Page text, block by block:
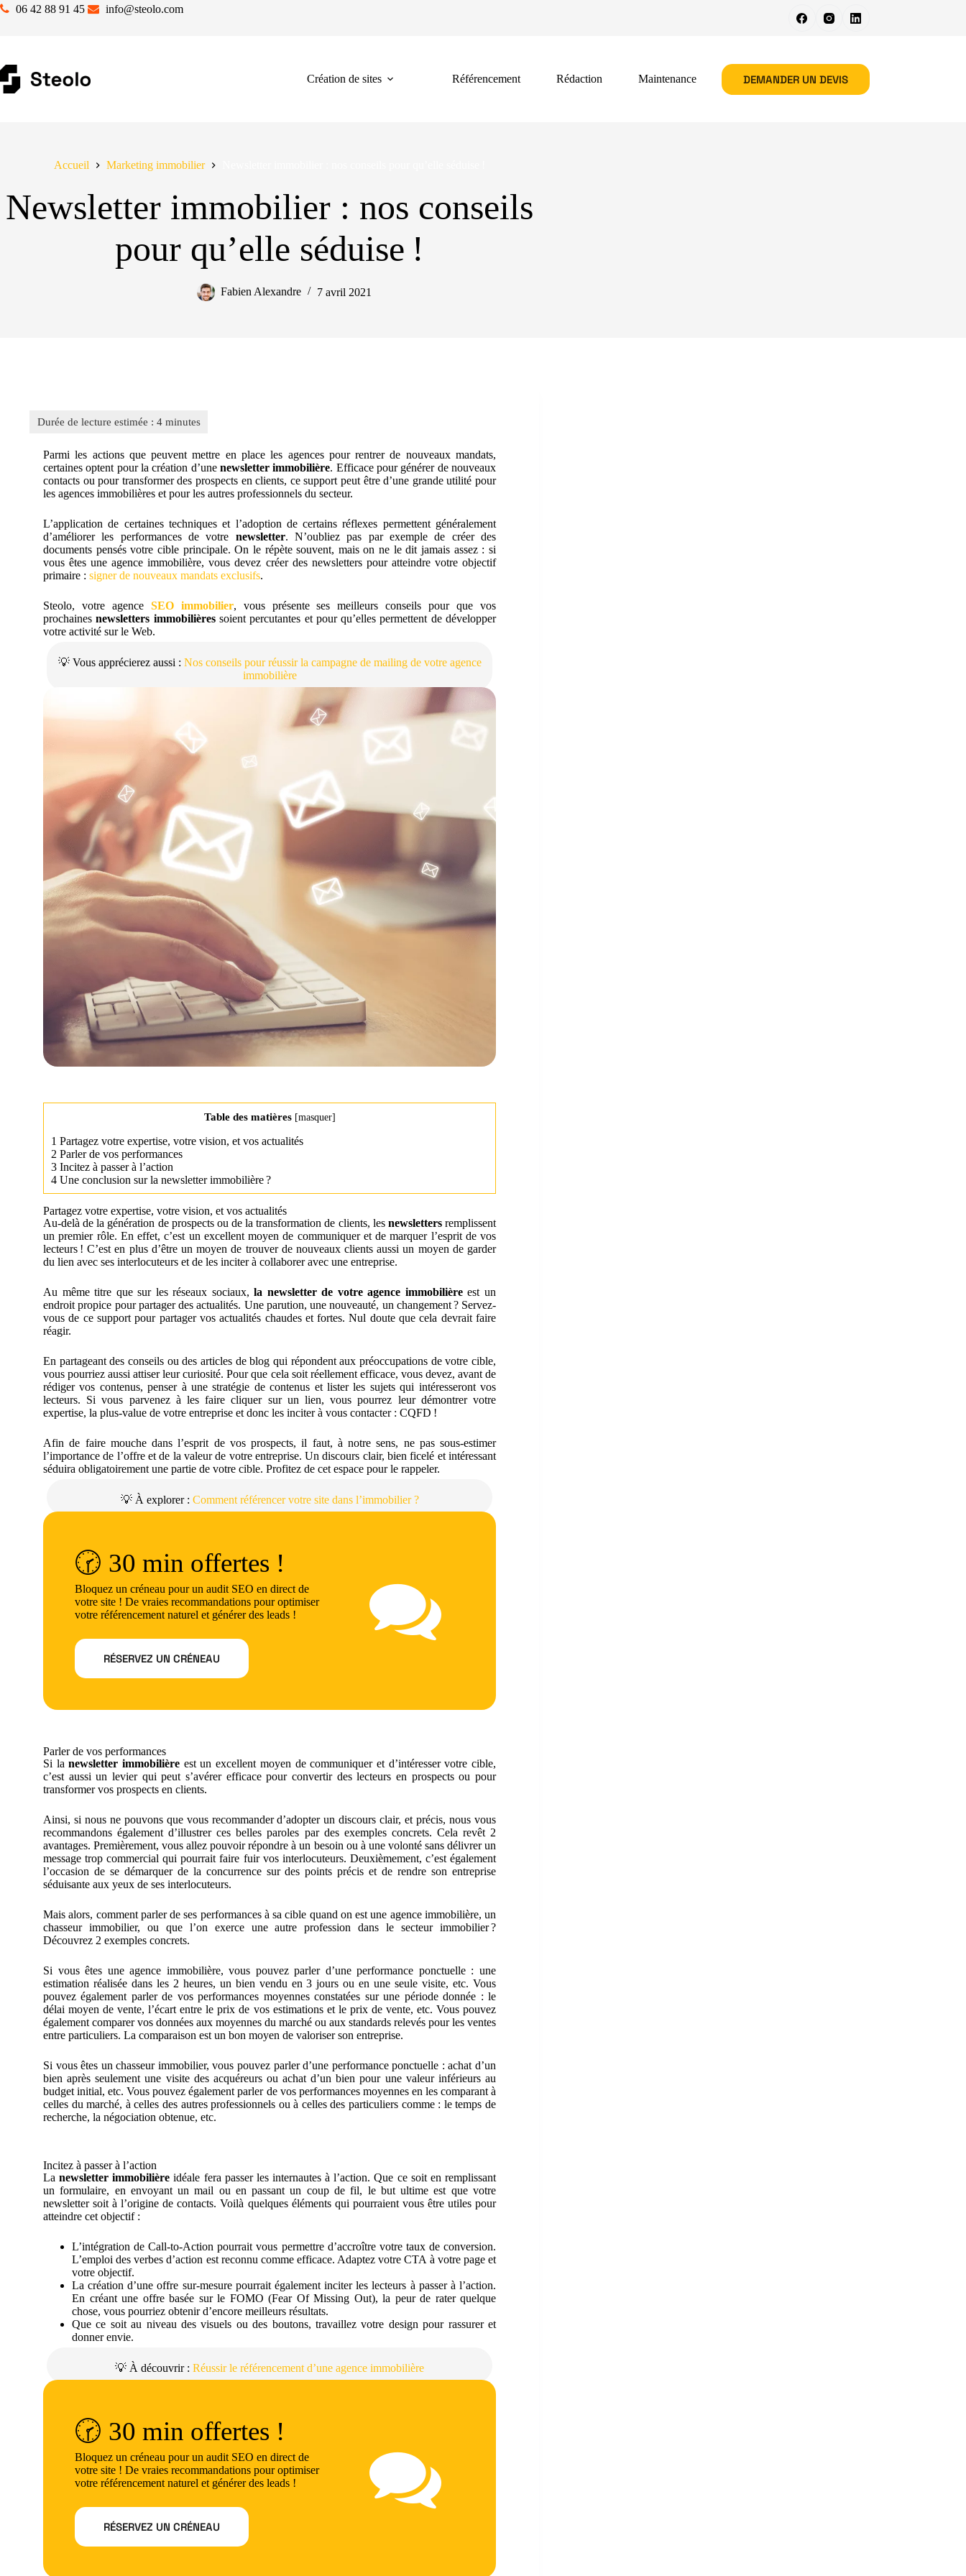
06 42 88 91 45 info@steolo.com
Création de sites Référencement Rédaction Maintenance DEMANDER UN DEVIS
Accueil Marketing immobilier
Newsletter immobilier : nos conseils
pour qu’elle séduise !
Fabien Alexandre 7 avril 2021
Parmi les actions que peuvent mettre en place les agences pour rentrer de nouveaux mandats,
certaines optent pour la création d’une newsletter immobilière. Efficace pour générer de nouveaux
contacts ou pour transformer des prospects en clients, ce support peut être d’une grande utilité pour
les agences immobilières et pour les autres professionnels du secteur.
L’application de certaines techniques et l’adoption de certains réflexes permettent généralement
d’améliorer les performances de votre newsletter. N’oubliez pas par exemple de créer des
documents pensés votre cible principale. On le répète souvent, mais on ne le dit jamais assez : si
vous êtes une agence immobilière, vous devez créer des newsletters pour atteindre votre objectif
primaire : signer de nouveaux mandats exclusifs.
Steolo, votre agence SEO immobilier, vous présente ses meilleurs conseils pour que vos
prochainesnewsletters immobilièressoient percutantes et pour qu’elles permettent de développer
votre activité sur le Web.
💡 Vous apprécierez aussi : Nos conseils pour réussir la campagne de mailing de votre agence
immobilière
Table des matières [masquer]
1 Partagez votre expertise, votre vision, et vos actualités
2 Parler de vos performances
3 Incitez à passer à l’action
4 Une conclusion sur la newsletter immobilière ?
Partagez votre expertise, votre vision, et vos actualités
Au-delà de la génération de prospects ou de la transformation de clients, les newslettersremplissent
un premier rôle. En effet, c’est un excellent moyen de communiquer et de marquer l’esprit de vos
lecteurs ! C’est en plus d’être un moyen de trouver de nouveaux clients aussi un moyen de garder
du lien avec ses interlocuteurs et de les inciter à collaborer avec une entreprise.
Au même titre que sur les réseaux sociaux,la newsletter de votre agence immobilièreest un
endroit propice pour partager des actualités. Une parution, une nouveauté, un changement ? Servez-
vous de ce support pour partager vos actualités chaudes et fortes. Nul doute que cela devrait faire
réagir.
En partageant des conseils ou des articles de blog qui répondent aux préoccupations de votre cible,
vous pourriez aussi attiser leur curiosité. Pour que cela soit réellement efficace, vous devez, avant de
rédiger vos contenus, penser à une stratégie de contenus et lister les sujets qui intéresseront vos
lecteurs. Si vous parvenez à les faire cliquer sur un lien, vous pourrez leur démontrer votre
expertise, la plus-value de votre entreprise et donc les inciter à vous contacter : CQFD !
Afin de faire mouche dans l’esprit de vos prospects, il faut, à notre sens, ne pas sous-estimer
l’importance de l’offre et de la valeur de votre entreprise. Un discours clair, bien ficelé et intéressant
séduira obligatoirement une partie de votre cible. Profitez de cet espace pour le rappeler.
💡 À explorer : Comment référencer votre site dans l’immobilier ?
🕝 30 min offertes !
Bloquez un créneau pour un audit SEO en direct de
votre site ! De vraies recommandations pour optimiser
votre référencement naturel et générer des leads !
RÉSERVEZ UN CRÉNEAU
Parler de vos performances
Si lanewsletter immobilière est un excellent moyen de communiquer et d’intéresser votre cible,
c’est aussi un levier qui peut s’avérer efficace pour convertir des lecteurs en prospects ou pour
transformer vos prospects en clients.
Ainsi, si nous ne pouvons que vous recommander d’adopter un discours clair, et précis, nous vous
recommandons également d’illustrer ces belles paroles par des exemples concrets. Cela revêt 2
avantages. Premièrement, vous allez pouvoir répondre à un besoin ou à une volonté sans délivrer un
message trop commercial qui pourrait faire fuir vos interlocuteurs. Deuxièmement, c’est également
l’occasion de se démarquer de la concurrence sur des points précis et de rendre son entreprise
séduisante aux yeux de ses interlocuteurs.
Mais alors, comment parler de ses performances à sa cible quand on est une agence immobilière, un
chasseur immobilier, ou que l’on exerce une autre profession dans le secteur immobilier ?
Découvrez 2 exemples concrets.
Si vous êtes une agence immobilière, vous pouvez parler d’une performance ponctuelle : une
estimation réalisée dans les 2 heures, un bien vendu en 3 jours ou en une seule visite, etc. Vous
pouvez également parler de vos performances moyennes constatées sur une période donnée : le
délai moyen de vente, l’écart entre le prix de vos estimations et le prix de vente, etc. Vous pouvez
également comparer vos données aux moyennes du marché ou aux standards relevés pour les ventes
entre particuliers. La comparaison est un bon moyen de valoriser son entreprise.
Si vous êtes un chasseur immobilier, vous pouvez parler d’une performance ponctuelle : achat d’un
bien après seulement une visite des acquéreurs ou achat d’un bien pour une valeur inférieurs au
budget initial, etc. Vous pouvez également parler de vos performances moyennes en les comparant à
celles du marché, à celles des autres professionnels ou à celles des particuliers comme : le temps de
recherche, la négociation obtenue, etc.
Incitez à passer à l’action
Lanewsletter immobilière idéale fera passer les internautes à l’action. Que ce soit en remplissant
un formulaire, en envoyant un mail ou en passant un coup de fil, le but ultime est que votre
newsletter soit à l’origine de contacts. Voilà quelques éléments qui pourraient vous être utiles pour
atteindre cet objectif :
L’intégration de Call-to-Action pourrait vous permettre d’accroître votre taux de conversion.
L’emploi des verbes d’action est reconnu comme efficace. Adaptez votre CTA à votre page et
votre objectif.
La création d’une offre sur-mesure pourrait également inciter les lecteurs à passer à l’action.
En créant une offre basée sur le FOMO (Fear Of Missing Out), la peur de rater quelque
chose, vous pourriez obtenir d’encore meilleurs résultats.
Que ce soit au niveau des visuels ou des boutons, travaillez votre design pour rassurer et
donner envie.
💡 À découvrir : Réussir le référencement d’une agence immobilière
🕝 30 min offertes !
Bloquez un créneau pour un audit SEO en direct de
votre site ! De vraies recommandations pour optimiser
votre référencement naturel et générer des leads !
RÉSERVEZ UN CRÉNEAU